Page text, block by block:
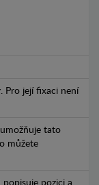
Pro její fixaci není
tato
můžete